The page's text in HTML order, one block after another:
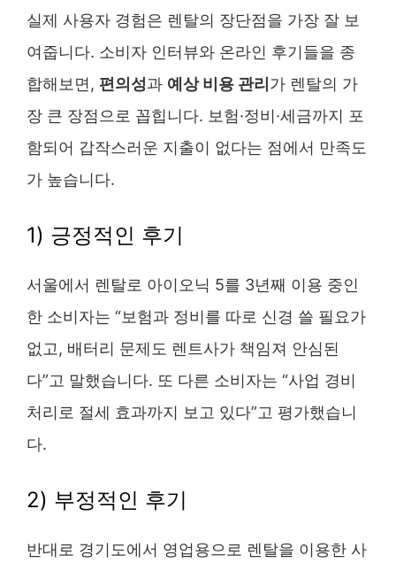
실제 사용자 경험은 렌탈의 장단점을 가장 잘 보
여줍니다. 소비자 인터뷰와 온라인 후기들을 종
합해보면, 편의성과 예상 비용 관리 가 렌탈의 가
장 큰 장점으로 꼽힙니다. 보험·정비·세금까지 포
함되어 갑작스러운 지출이 없다는 점에서 만족도
가 높습니다.
1) 긍정적인 후기
서울에서 렌탈로 아이오닉 5를 3년째 이용 중인
한 소비자는 “보험과 정비를 따로 신경 쓸 필요가
없고, 배터리 문제도 렌트사가 책임져 안심된
다”고 말했습니다. 또 다른 소비자는 “사업 경비
처리로 절세 효과까지 보고 있다”고 평가했습니
다.
2) 부정적인 후기
반대로 경기도에서 영업용으로 렌탈을 이용한 사